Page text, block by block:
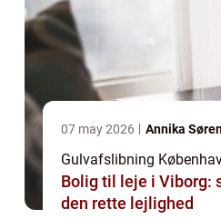
07 may 2026 Annika
Gulvafslibning
Bolig til leje i Viborg:
den rette lejlighed